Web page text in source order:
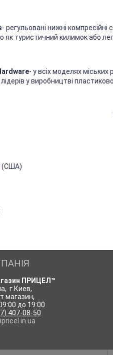
- регульовані нижні
як туристичний килимок або
- у всіх моделях міських
у виробництві
(США)
ПРИЦЕЛ™
, г.Киев,
магазин,
до 19:00
407-08-50